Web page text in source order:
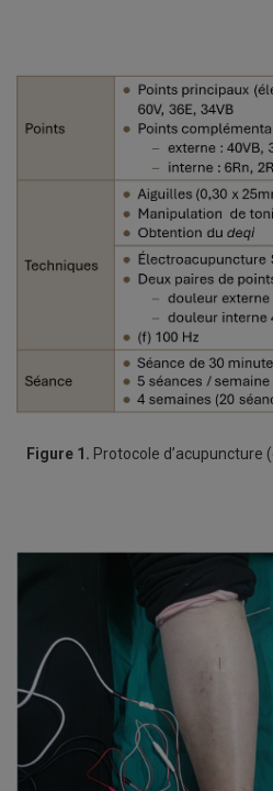
Figure 1. Protocole d’acupuncture